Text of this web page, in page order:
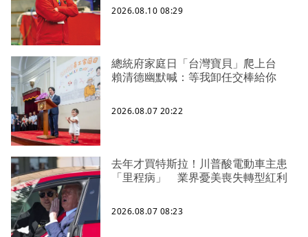
2026.08.10 08:29
總統府家庭日「台灣寶貝」爬上台
賴清德幽默喊：等我卸任交棒給你
2026.08.07 20:22
去年才買特斯拉！川普酸電動車主患
「里程病」 業界憂美喪失轉型紅利
2026.08.07 08:23